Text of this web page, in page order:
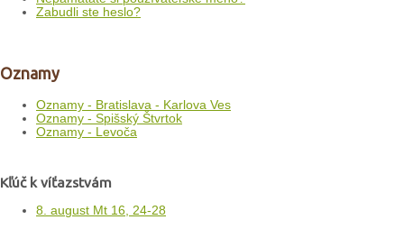
Zabudli ste heslo?
Oznamy
Oznamy - Bratislava - Karlova Ves
Oznamy - Spišský Štvrtok
Oznamy - Levoča
Kľúč k víťazstvám
8. august Mt 16, 24-28